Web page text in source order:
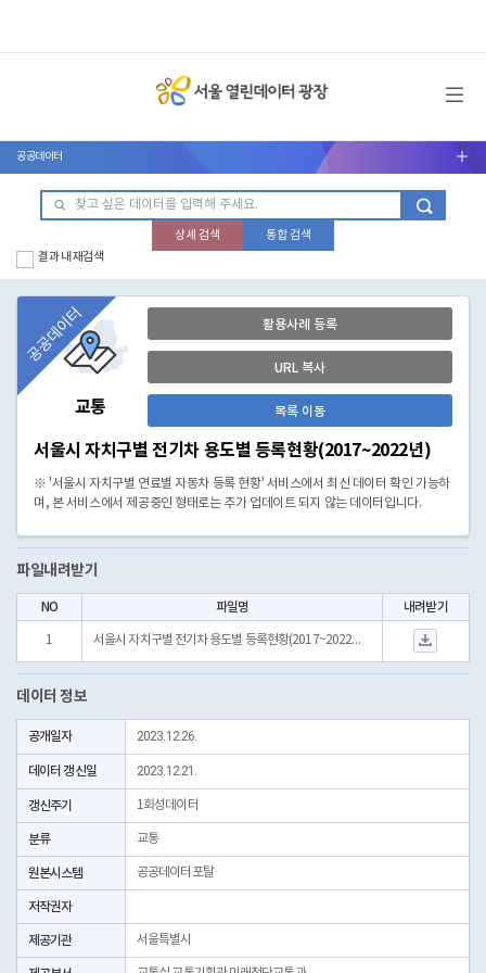
메뉴 열기
공공데이터 서브메뉴 열기
상세 검색
통합 검색
결과 내 재검색
교통
공공데이터 활용사례 등록
URL 복사
목록 이동
서울시 자치구별 전기차 용도별 등록현황(2017~2022년)
※ '서울시 자치구별 연료별 자동차 등록 현황' 서비스에서 최신 데이터 확인 가능하
며, 본 서비스에서 제공중인 형태로는 추가 업데이트 되지 않는 데이터입니다.
파일내려받기
NO 파일명 내려받기
1 서울시 자치구별 전기차 용도별 등록현황(2017~2022년).csv
서울시 자치구별 전
데이터 정보
공개일자 2023.12.26.
데이터 갱신일 2023.12.21.
갱신주기 1회성데이터
분류 교통
원본시스템 공공데이터포탈
저작권자
제공기관 서울특별시